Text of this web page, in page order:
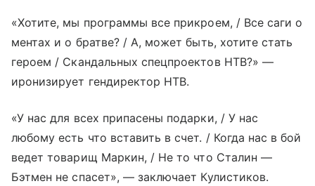
«Хотите, мы программы все прикроем, / Все саги о
ментах и о братве? / А, может быть, хотите стать
героем / Скандальных спецпроектов НТВ?» —
иронизирует гендиректор НТВ.
«У нас для всех припасены подарки, / У нас
любому есть что вставить в счет. / Когда нас в бой
ведет товарищ Маркин, / Не то что Сталин —
Бэтмен не спасет», — заключает Кулистиков.